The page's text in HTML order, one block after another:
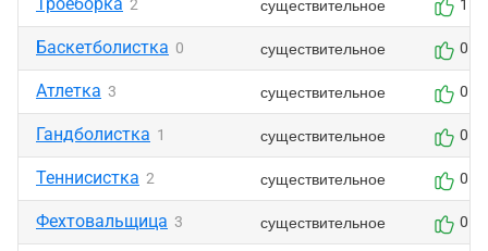
2 существительное 1
Баскетболистка 0 существительное 0
Атлетка 3 существительное 0
Гандболистка 1 существительное 0
Теннисистка 2 существительное 0
Фехтовальщица 3 существительное 0